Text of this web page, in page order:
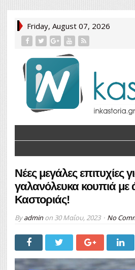
Friday, August 07, 2026
Νέες μεγάλες επιτυχίες
γαλανόλευκα κουπιά
Καστοριάς!
Byadminon 30 Μαΐου, 2023 No